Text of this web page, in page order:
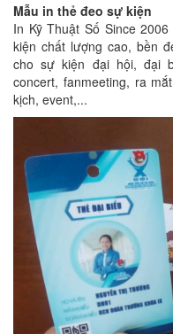
Mẫu in thẻ đeo sự kiện
In Kỹ Thuật Số Since
kiện chất lượng cao, bền
cho sự kiện đại hội, đại
concert, fanmeeting, ra
kịch, event,...